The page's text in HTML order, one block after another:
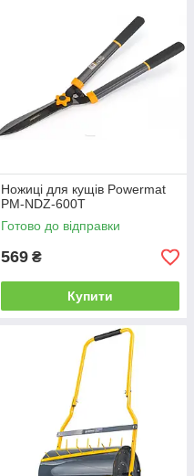
Ножиці для кущів Powermat
PM-NDZ-600T
Готово до відправки
569 ₴
Купити